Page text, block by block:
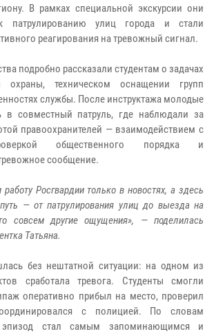
В рамках специальной экскурсии они
патрулированию улиц города и стали
реагирования на тревожный сигнал.
подробно рассказали студентам о задачах
охраны, техническом оснащении групп
службы. После инструктажа молодые
в совместный патруль, где наблюдали за
правоохранителей — взаимодействием с
общественного порядка и
сообщение.
Росгвардии только в новостях, а здесь
— от патрулирования улиц до выезда на
совсем другие ощущения», — поделилась
Татьяна.
без нештатной ситуации: на одном из
сработала тревога. Студенты смогли
оперативно прибыл на место, проверил
с полицией. По словам
эпизод стал самым запоминающимся и